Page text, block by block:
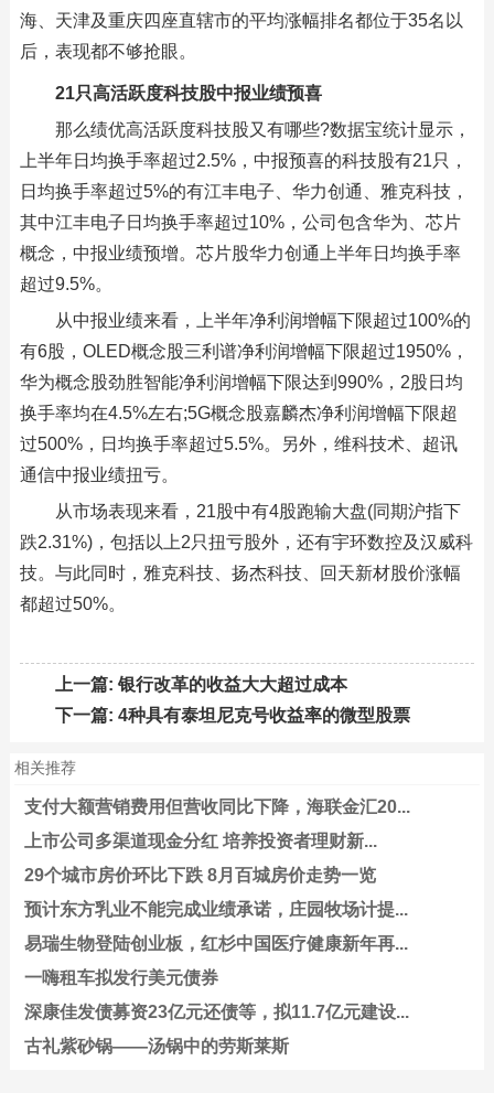
海、天津及重庆四座直辖市的平均涨幅排名都位于35名以
后，表现都不够抢眼。
21只高活跃度科技股中报业绩预喜
那么绩优高活跃度科技股又有哪些?数据宝统计显示，
上半年日均换手率超过2.5%，中报预喜的科技股有21只，
日均换手率超过5%的有江丰电子、华力创通、雅克科技，
其中江丰电子日均换手率超过10%，公司包含华为、芯片
概念，中报业绩预增。芯片股华力创通上半年日均换手率
超过9.5%。
从中报业绩来看，上半年净利润增幅下限超过100%的
有6股，OLED概念股三利谱净利润增幅下限超过1950%，
华为概念股劲胜智能净利润增幅下限达到990%，2股日均
换手率均在4.5%左右;5G概念股嘉麟杰净利润增幅下限超
过500%，日均换手率超过5.5%。另外，维科技术、超讯
通信中报业绩扭亏。
从市场表现来看，21股中有4股跑输大盘(同期沪指下
跌2.31%)，包括以上2只扭亏股外，还有宇环数控及汉威科
技。与此同时，雅克科技、扬杰科技、回天新材股价涨幅
都超过50%。
上一篇: 银行改革的收益大大超过成本
下一篇: 4种具有泰坦尼克号收益率的微型股票
相关推荐
支付大额营销费用但营收同比下降，海联金汇20...
上市公司多渠道现金分红 培养投资者理财新...
29个城市房价环比下跌 8月百城房价走势一览
预计东方乳业不能完成业绩承诺，庄园牧场计提...
易瑞生物登陆创业板，红杉中国医疗健康新年再...
一嗨租车拟发行美元债券
深康佳发债募资23亿元还债等，拟11.7亿元建设...
古礼紫砂锅——汤锅中的劳斯莱斯